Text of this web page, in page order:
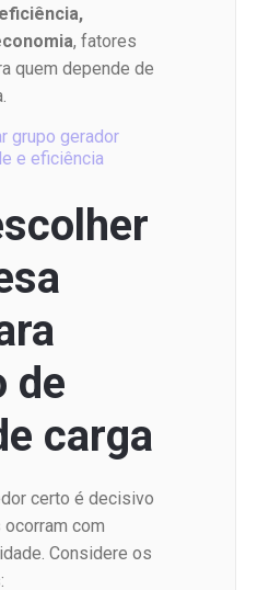
eficiência,
, fatores
quem depende de
grupo gerador
e eficiência
de
carga
certo é decisivo
com
Considere os